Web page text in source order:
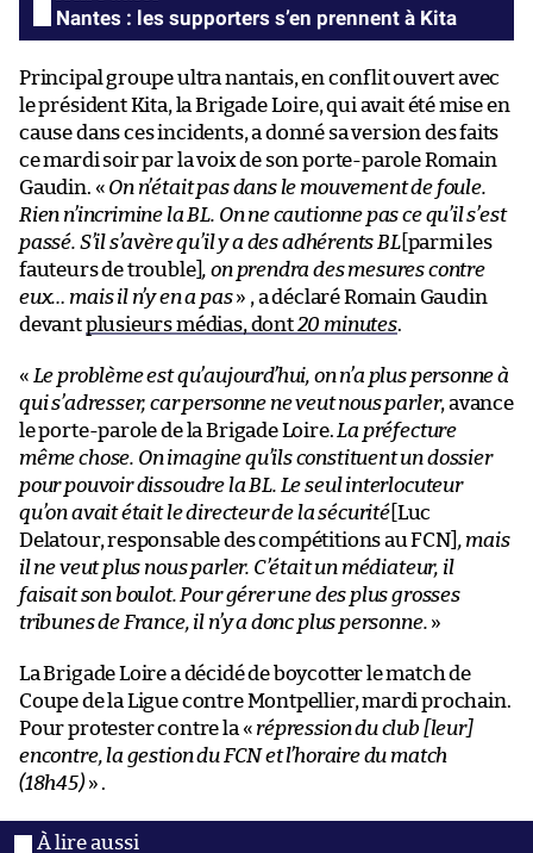
Nantes : les supporters s’en prennent à Kita
Principal groupe ultra nantais, en conflit ouvert avec
le président Kita, la Brigade Loire, qui avait été mise en
cause dans ces incidents, a donné sa version des faits
ce mardi soir par la voix de son porte-parole Romain
Gaudin. « On n’était pas dans le mouvement de foule.
Rien n’incrimine la BL. On ne cautionne pas ce qu’il s’est
passé. S’il s’avère qu’il y a des adhérents BL[parmi les
fauteurs de trouble], on prendra des mesures contre
eux… mais il n’y en a pas» , a déclaré Romain Gaudin
devantplusieurs médias, dont20 minutes.
« Le problème est qu’aujourd’hui, on n’a plus personne à
qui s’adresser, car personne ne veut nous parler, avance
le porte-parole de la Brigade Loire. La préfecture
même chose. On imagine qu’ils constituent un dossier
pour pouvoir dissoudre la BL. Le seul interlocuteur
qu’on avait était le directeur de la sécurité[Luc
Delatour, responsable des compétitions au FCN] , mais
il ne veut plus nous parler. C’était un médiateur, il
faisait son boulot. Pour gérer une des plus grosses
tribunes de France, il n’y a donc plus personne. »
La Brigade Loire a décidé de boycotter le match de
Coupe de la Ligue contre Montpellier, mardi prochain.
Pour protester contre la « répression du club [leur]
encontre, la gestion du FCN et l’horaire du match
(18h45)» .